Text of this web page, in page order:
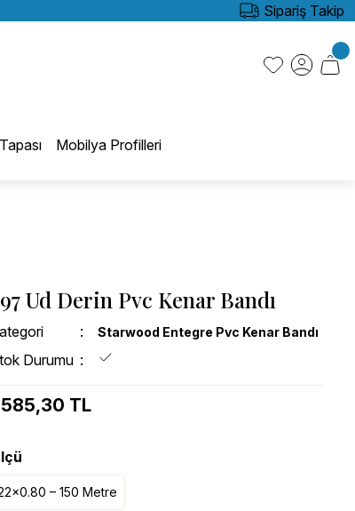
Sipariş Takip
Mobilya Profilleri
Ud Derin Pvc Kenar Bandı
Starwood Entegre Pvc Kenar Bandı
Durumu
TL
– 150 Metre